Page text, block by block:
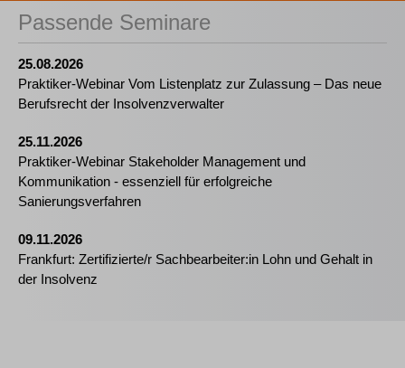
Passende Seminare
25.08.2026
Praktiker-Webinar Vom Listenplatz zur Zulassung – Das neue
Berufsrecht der Insolvenzverwalter
25.11.2026
Praktiker-Webinar Stakeholder Management und
Kommunikation - essenziell für erfolgreiche
Sanierungsverfahren
09.11.2026
Frankfurt: Zertifizierte/r Sachbearbeiter:in Lohn und Gehalt in
der Insolvenz